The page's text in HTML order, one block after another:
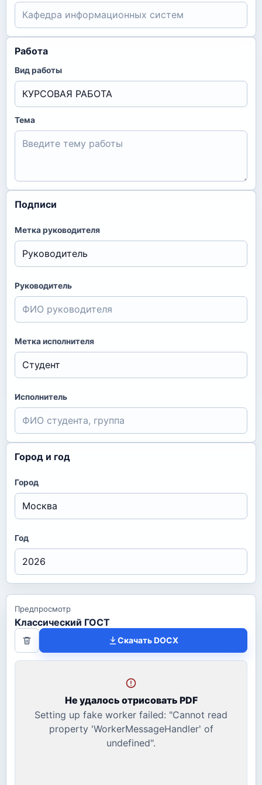
Работа
Вид работы
Тема
Подписи
Метка руководителя
Руководитель
Метка исполнителя
Исполнитель
Город и год
Город
Год
Предпросмотр
Классический ГОСТ
Скачать DOCX
Не удалось отрисовать PDF
Setting up fake worker failed: "Cannot read
property 'WorkerMessageHandler' of
undefined".